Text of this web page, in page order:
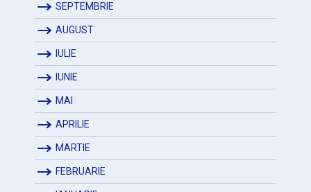
SEPTEMBRIE
AUGUST
IULIE
IUNIE
MAI
APRILIE
MARTIE
FEBRUARIE